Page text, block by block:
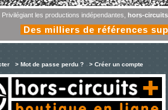
Privilégiant les productions indépendantes, hors-
Des milliers de références
> Mot de passe perdu ? > Créer un compte